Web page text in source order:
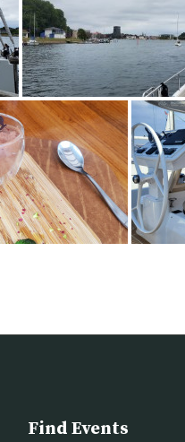
Find Events